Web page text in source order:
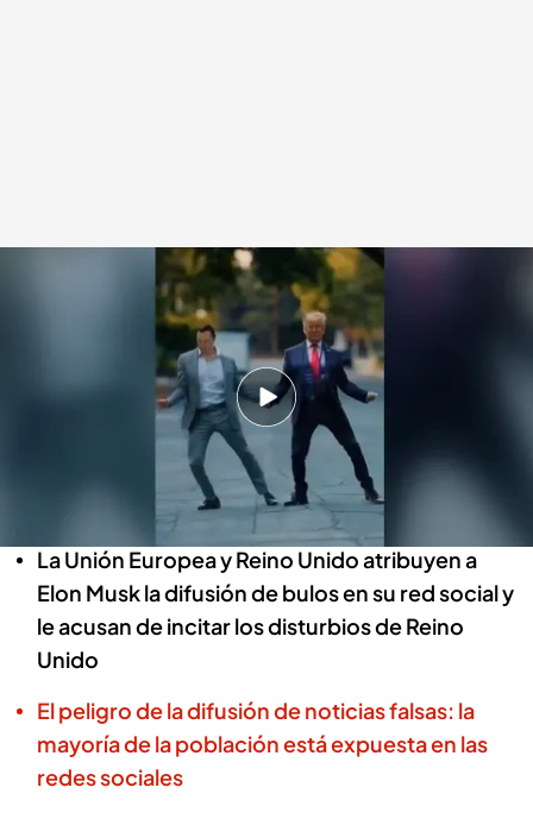
La Unión Europea y Reino Unidos acusan a Elon Musk de difundir decenas
de bulos a través de su red social
Redacción digital Noticias Cuatro
15 AGO 2024 - 16:28h.
Elon Musk ha publicado un vídeo generado por
inteligencia artificial en el que baila con Donald
La Unión Europea y Reino Unido atribuyen a
Elon Musk la difusión de bulos en su red social y
le acusan de incitar los disturbios de Reino
Unido
El peligro de la difusión de noticias falsas: la
mayoría de la población está expuesta en las
redes sociales